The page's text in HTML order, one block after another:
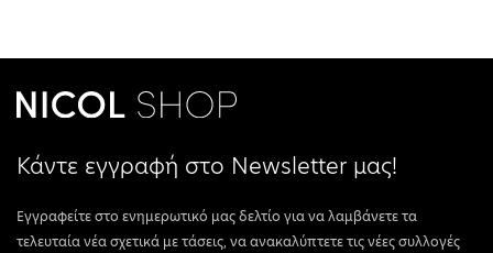
Κάντε εγγραφή στο Newsletter μας!
Εγγραφείτε στο ενημερωτικό μας δελτίο για να λαμβάνετε τα
τελευταία νέα σχετικά με τάσεις, να ανακαλύπτετε τις νέες συλλογές